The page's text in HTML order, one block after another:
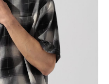
分期」於每月結算日後寄送繳費提
商條碼／台灣大直營門市／銀行轉
繳費。
」（以下簡稱本公司）所提供，讓
服務，並由商店將買賣／分期付款
公司帳單繳交帳款。
後，將跳轉至「AFTEE先享後付」
，即可完成結帳。
簡訊。
簡訊中的連結，可透過四大超商／
，方視為交易完成。
費，但若您需要取消訂單，請聯絡
單仍視為有效，需透過AFTEE先享
費
運費